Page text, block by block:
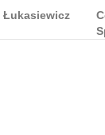
Łukasiewicz